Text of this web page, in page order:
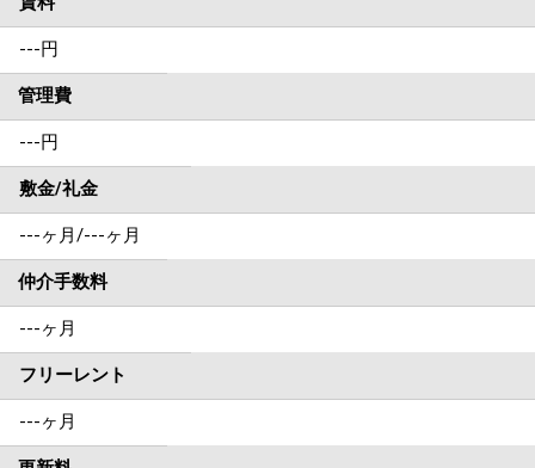
---円
管理費
---円
敷金/礼金
---ヶ月/---ヶ月
仲介手数料
---ヶ月
フリーレント
---ヶ月